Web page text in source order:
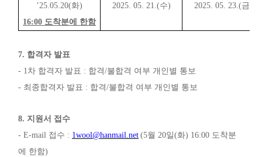
’25.05.20(화)
16:00 도착분에 한함
2025. 05. 21.(수) 2025. 05. 23.(금
7. 합격자 발표
- 1차 합격자 발표 : 합격/불합격 여부 개인별 통보
- 최종합격자 발표 : 합격/불합격 여부 개인별 통보
8. 지원서 접수
- E-mail 접수 : 1wool@hanmail.net (5월 20일(화) 16:00 도착분
에 한함)